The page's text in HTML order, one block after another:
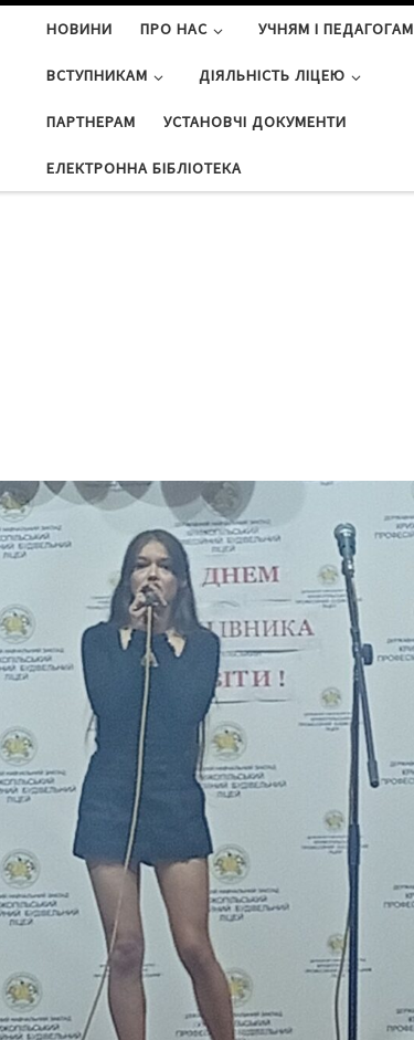
НОВИНИ ПРО НАС УЧНЯМ І ПЕДАГОГАМ
ВСТУПНИКАМ ДІЯЛЬНІСТЬ ЛІЦЕЮ
ПАРТНЕРАМ УСТАНОВЧІ ДОКУМЕНТИ
ЕЛЕКТРОННА БІБЛІОТЕКА